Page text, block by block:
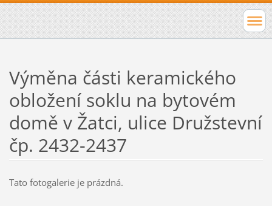
Výměna části keramického
obložení soklu na bytovém
domě v Žatci, ulice Družstevní
čp. 2432-2437
Tato fotogalerie je prázdná.